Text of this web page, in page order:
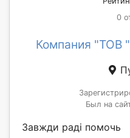
0
Компания "ТОВ
Был на
Завжди раді помочь